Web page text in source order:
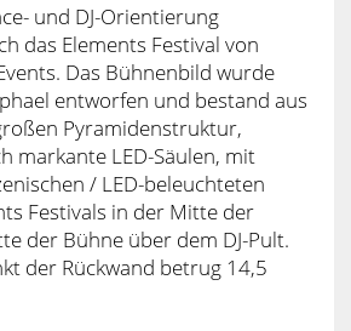
und DJ-Orientierung
das Elements Festival von
Das Bühnenbild wurde
entworfen und bestand aus
Pyramidenstruktur,
markante LED-Säulen, mit
/ LED-beleuchteten
Festivals in der Mitte der
der Bühne über dem DJ-Pult.
der Rückwand betrug 14,5